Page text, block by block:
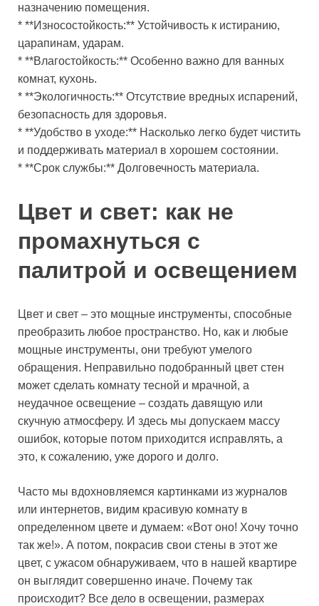
назначению помещения.
* **Износостойкость:** Устойчивость к истиранию,
царапинам, ударам.
* **Влагостойкость:** Особенно важно для ванных
комнат, кухонь.
* **Экологичность:** Отсутствие вредных испарений,
безопасность для здоровья.
* **Удобство в уходе:** Насколько легко будет чистить
и поддерживать материал в хорошем состоянии.
* **Срок службы:** Долговечность материала.
Цвет и свет: как не
промахнуться с
палитрой и освещением
Цвет и свет – это мощные инструменты, способные
преобразить любое пространство. Но, как и любые
мощные инструменты, они требуют умелого
обращения. Неправильно подобранный цвет стен
может сделать комнату тесной и мрачной, а
неудачное освещение – создать давящую или
скучную атмосферу. И здесь мы допускаем массу
ошибок, которые потом приходится исправлять, а
это, к сожалению, уже дорого и долго.
Часто мы вдохновляемся картинками из журналов
или интернетов, видим красивую комнату в
определенном цвете и думаем: «Вот оно! Хочу точно
так же!». А потом, покрасив свои стены в этот же
цвет, с ужасом обнаруживаем, что в нашей квартире
он выглядит совершенно иначе. Почему так
происходит? Все дело в освещении, размерах